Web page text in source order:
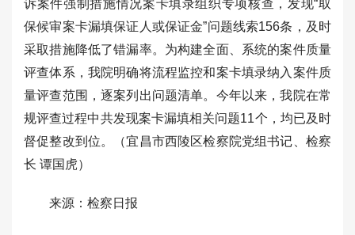
诉案件强制措施情况案卡填录组织专项核查，发现“取
保候审案卡漏填保证人或保证金”问题线索156条，及时
采取措施降低了错漏率。为构建全面、系统的案件质量
评查体系，我院明确将流程监控和案卡填录纳入案件质
量评查范围，逐案列出问题清单。今年以来，我院在常
规评查过程中共发现案卡漏填相关问题11个，均已及时
督促整改到位。（宜昌市西陵区检察院党组书记、检察
长 谭国虎）
来源：检察日报